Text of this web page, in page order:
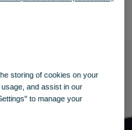
storing of cookies on your
and assist in our
to manage your